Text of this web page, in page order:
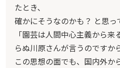
たとき、
確かにそうなのかも？ と思っ
「園芸は人間中心主義から
らぬ川原さんが言うのですか
この思想の面でも、国内外か